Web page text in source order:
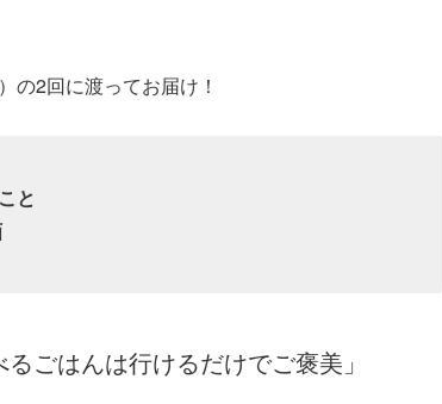
の2回に渡ってお届け！
と
ごはんは行けるだけでご褒美」